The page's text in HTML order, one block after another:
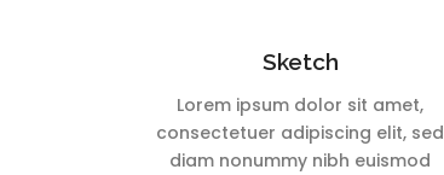
Sketch
Lorem ipsum dolor sit amet,
consectetuer adipiscing elit, sed
diam nonummy nibh euismod